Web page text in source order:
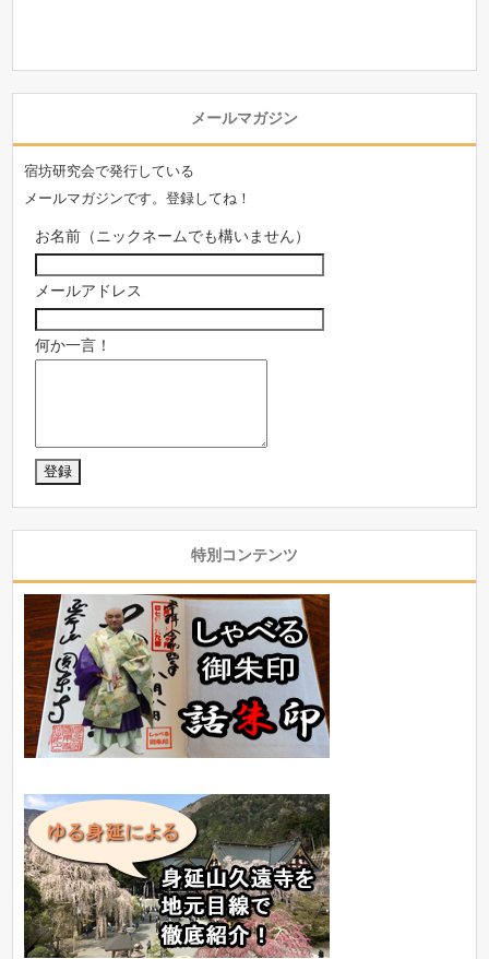
メールマガジン
宿坊研究会で発行している
メールマガジンです。登録してね！
お名前（ニックネームでも構いません）
メールアドレス
何か一言！
特別コンテンツ